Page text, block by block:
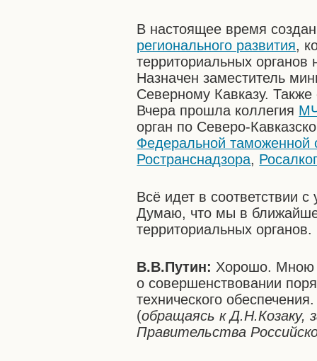
В настоящее время
регионального развития,
территориальных органов
Назначен заместитель
Северному Кавказу.
Вчера прошла коллегия
орган по Северо-
Федеральной таможенной
Ространснадзора,
Всё идет в соответствии
Думаю, что мы в
территориальных органов.
В.В.Путин: Хорошо. Мною
о совершенствовании
технического
(обращаясь к Д.Н.Козаку,
Правительства